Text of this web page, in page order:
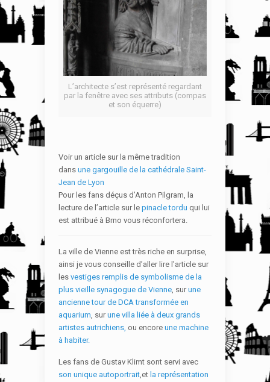
L’architecte s’est représenté regardant
par la fenêtre avec ses attributs (compas
et son équerre)
Voir un article sur la même tradition
dans une gargouille de la cathédrale Saint-
Jean de Lyon
Pour les fans déçus d’Anton Pilgram, la
lecture de l’article sur le pinacle tordu qui lui
est attribué à Brno vous réconfortera.
La ville de Vienne est très riche en surprise,
ainsi je vous conseille d’aller lire l’article sur
les vestiges remplis de symbolisme de la
plus vieille synagogue de Vienne, surune
ancienne tour de DCA transformée en
aquarium, surune villa liée à deux grands
artistes autrichiens, ou encore une machine
à habiter.
Les fans de Gustav Klimt sont servi avec
son unique autoportrait,et la représentation